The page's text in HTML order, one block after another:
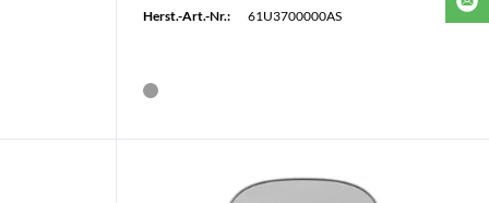
Herst.-Art.-Nr.:
61U3700000AS